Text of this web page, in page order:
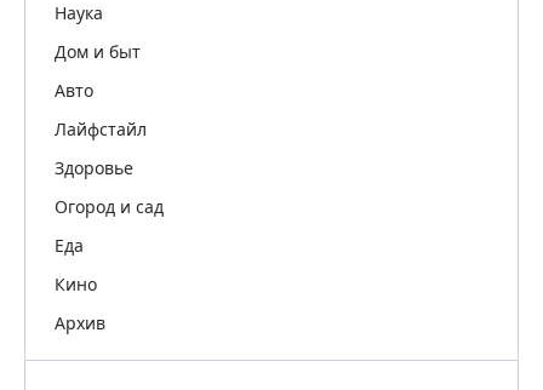
Наука
Дом и быт
Авто
Лайфстайл
Здоровье
Огород и сад
Еда
Кино
Архив